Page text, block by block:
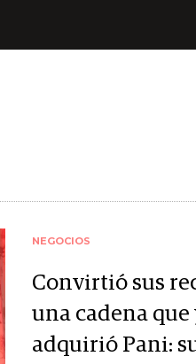
NEGOCIOS
Convirtió sus
una cadena que
adquirió Pani: